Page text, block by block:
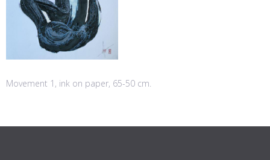
Movement 1, ink on paper, 65-50 cm.